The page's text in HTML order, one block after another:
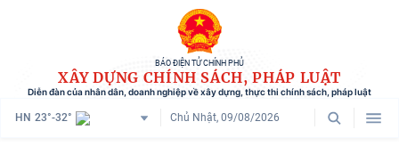
BÁO ĐIỆN TỬ CHÍNH PHỦ
XÂY DỰNG CHÍNH SÁCH, PHÁP LUẬT
Diễn đàn của nhân dân, doanh nghiệp về xây dựng, thực thi chính sách, pháp luật
HN 23°-32° Chủ Nhật, 09/08/2026